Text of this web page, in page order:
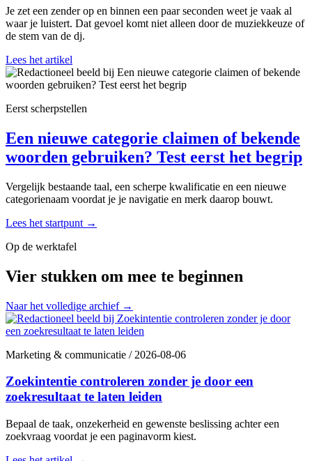
Je zet een zender op en binnen een paar seconden weet je vaak al
waar je luistert. Dat gevoel komt niet alleen door de muziekkeuze of
de stem van de dj.
Lees het artikel
Eerst scherpstellen
Een nieuwe categorie claimen of bekende
woorden gebruiken? Test eerst het begrip
Vergelijk bestaande taal, een scherpe kwalificatie en een nieuwe
categorienaam voordat je je navigatie en merk daarop bouwt.
Lees het startpunt →
Op de werktafel
Vier stukken om mee te beginnen
Naar het volledige archief →
Marketing & communicatie /2026-08-06
Zoekintentie controleren zonder je door een
zoekresultaat te laten leiden
Bepaal de taak, onzekerheid en gewenste beslissing achter een
zoekvraag voordat je een paginavorm kiest.